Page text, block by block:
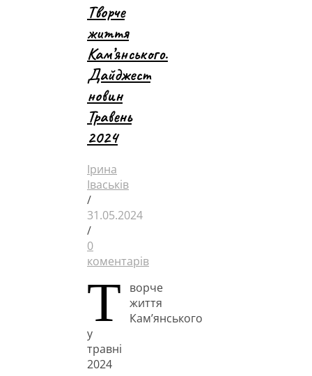
Творче
життя
Кам’янського.
Дайджест
новин
Травень
2024
Ірина
Іваськів
/
31.05.2024
/
0
коментарів
Т
ворче
життя
Кам’янського
у
травні
2024